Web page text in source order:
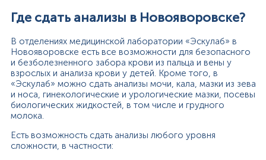
Где сдать анализы в Новояворовске?
В отделениях медицинской лаборатории «Эскулаб» в
Новояворовске есть все возможности для безопасного
и безболезненного забора крови из пальца и вены у
взрослых и анализа крови у детей. Кроме того, в
«Эскулаб» можно сдать анализы мочи, кала, мазки из зева
и носа, гинекологические и урологические мазки, посевы
биологических жидкостей, в том числе и грудного
молока.
Есть возможность сдать анализы любого уровня
сложности, в частности: